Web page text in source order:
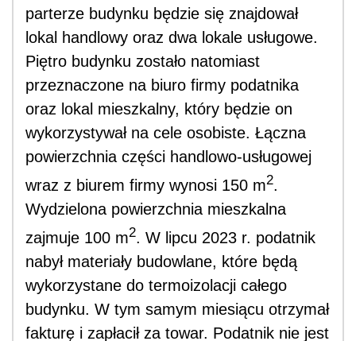
parterze budynku będzie się znajdował
lokal handlowy oraz dwa lokale usługowe.
Piętro budynku zostało natomiast
przeznaczone na biuro firmy podatnika
oraz lokal mieszkalny, który będzie on
wykorzystywał na cele osobiste. Łączna
powierzchnia części handlowo-usługowej
wraz z biurem firmy wynosi 150 m2.
Wydzielona powierzchnia mieszkalna
zajmuje 100 m2. W lipcu 2023 r. podatnik
nabył materiały budowlane, które będą
wykorzystane do termoizolacji całego
budynku. W tym samym miesiącu otrzymał
fakturę i zapłacił za towar. Podatnik nie jest